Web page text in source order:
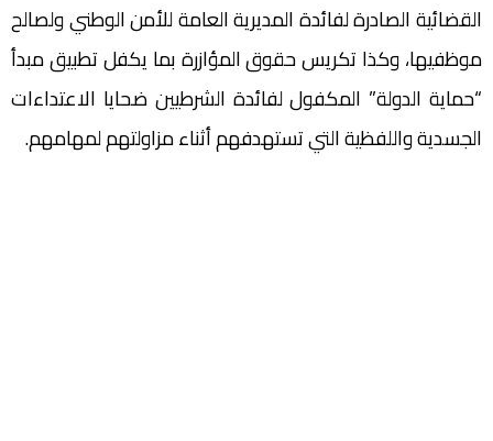
القضائية الصادرة لفائدة المديرية العامة للأمن الوطني ولصالح
موظفيها، وكذا تكريس حقوق المؤازرة بما يكفل تطبيق مبدأ
“حماية الدولة” المكفول لفائدة الشرطيين ضحايا الاعتداءات
الجسدية واللفظية التي تستهدفهم أثناء مزاولتهم لمهامهم.